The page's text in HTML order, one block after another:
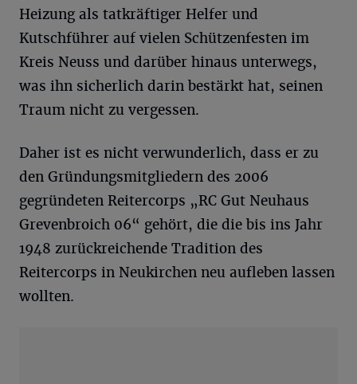
Heizung als tatkräftiger Helfer und
Kutschführer auf vielen Schützenfesten im
Kreis Neuss und darüber hinaus unterwegs,
was ihn sicherlich darin bestärkt hat, seinen
Traum nicht zu vergessen.
Daher ist es nicht verwunderlich, dass er zu
den Gründungsmitgliedern des 2006
gegründeten Reitercorps „RC Gut Neuhaus
Grevenbroich 06“ gehört, die die bis ins Jahr
1948 zurückreichende Tradition des
Reitercorps in Neukirchen neu aufleben lassen
wollten.